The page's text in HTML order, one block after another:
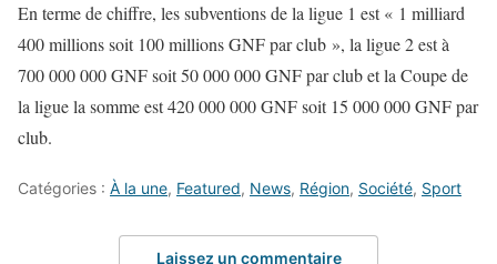
En terme de chiffre, les subventions de la ligue 1 est « 1 milliard
400 millions soit 100 millions GNF par club », la ligue 2 est à
700 000 000 GNF soit 50 000 000 GNF par club et la Coupe de
la ligue la somme est 420 000 000 GNF soit 15 000 000 GNF par
club.
Catégories : À la une, Featured, News, Région, Société, Sport
Laissez un commentaire